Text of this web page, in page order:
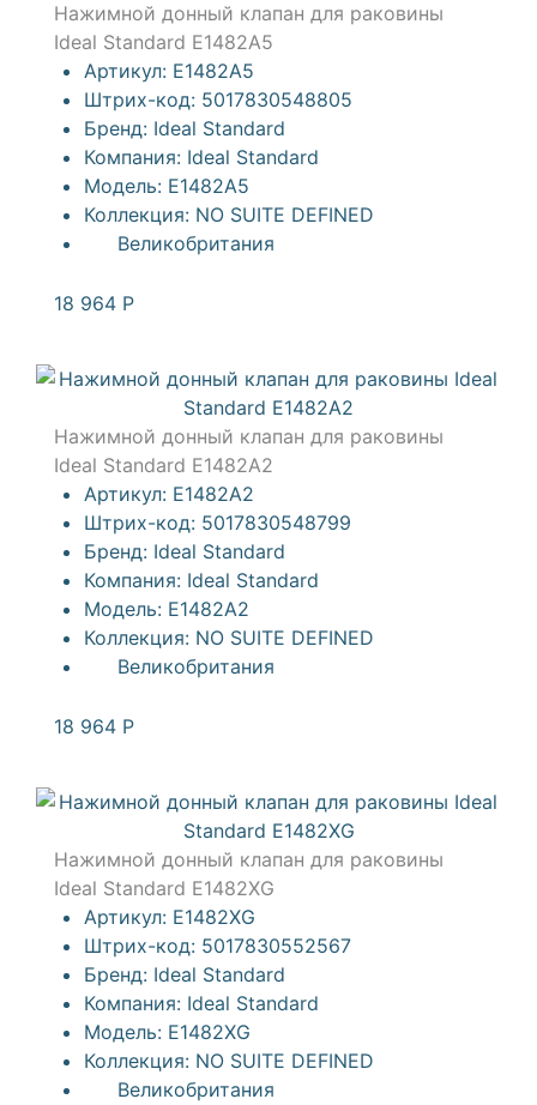
Нажимной донный клапан для раковины
Ideal Standard E1482A5
Артикул: E1482A5
Штрих-код: 5017830548805
Бренд: Ideal Standard
Компания: Ideal Standard
Модель: E1482A5
Коллекция: NO SUITE DEFINED
Великобритания
18 964 Р
Нажимной донный клапан для раковины
Ideal Standard E1482A2
Артикул: E1482A2
Штрих-код: 5017830548799
Бренд: Ideal Standard
Компания: Ideal Standard
Модель: E1482A2
Коллекция: NO SUITE DEFINED
Великобритания
18 964 Р
Нажимной донный клапан для раковины
Ideal Standard E1482XG
Артикул: E1482XG
Штрих-код: 5017830552567
Бренд: Ideal Standard
Компания: Ideal Standard
Модель: E1482XG
Коллекция: NO SUITE DEFINED
Великобритания